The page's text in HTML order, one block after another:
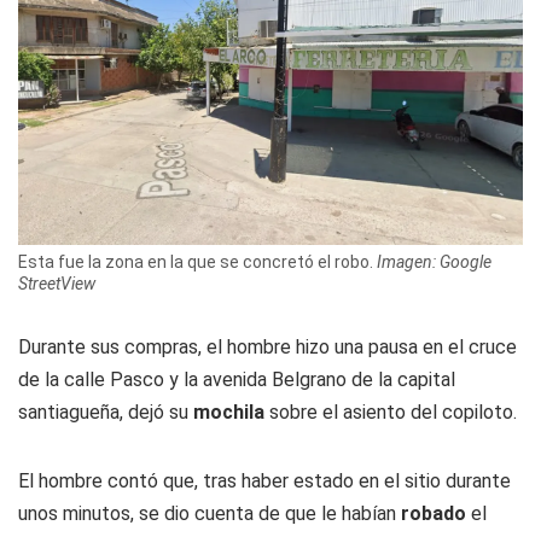
Esta fue la zona en la que se concretó el robo. Imagen: Google
StreetView
Durante sus compras, el hombre hizo una pausa en el cruce
de la calle Pasco y la avenida Belgrano de la capital
santiagueña, dejó su mochila sobre el asiento del copiloto.
El hombre contó que, tras haber estado en el sitio durante
unos minutos, se dio cuenta de que le habían robado el